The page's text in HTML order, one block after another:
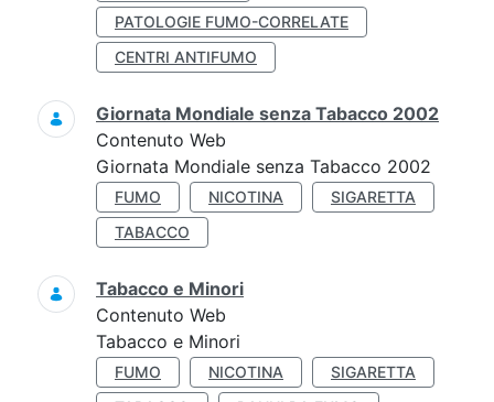
PATOLOGIE FUMO-CORRELATE
CENTRI ANTIFUMO
Giornata Mondiale senza Tabacco 2002
Contenuto Web
Giornata Mondiale senza Tabacco 2002
FUMO NICOTINA
SIGARETTA
TABACCO
Tabacco e Minori
Contenuto Web
Tabacco e Minori
FUMO NICOTINA
SIGARETTA